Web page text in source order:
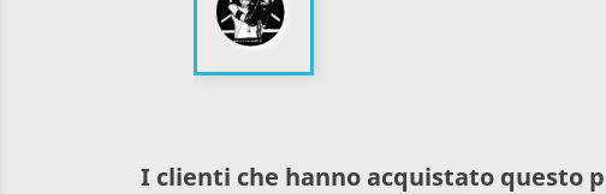
I clienti che hanno acquistato questo